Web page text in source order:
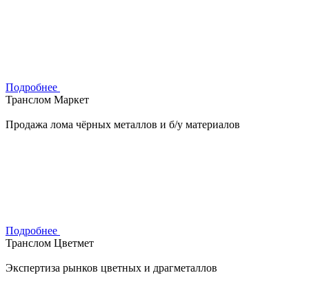
Подробнее
Транслом Маркет
Продажа лома чёрных металлов и б/у материалов
Подробнее
Транслом Цветмет
Экспертиза рынков цветных и драгметаллов